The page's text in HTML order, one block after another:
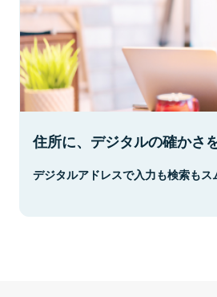
住所に、デジタルの確かさを
デジタルアドレスで入力も検索もス